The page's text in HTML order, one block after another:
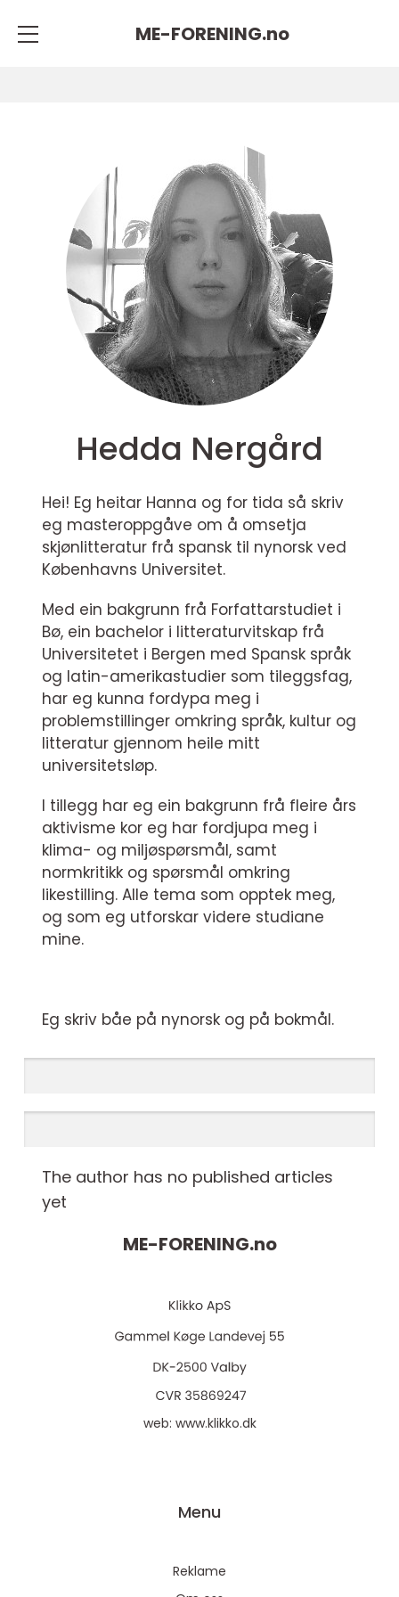
ME-FORENING.no
Hedda Nergård
Hei! Eg heitar Hanna og for tida så skriv
eg masteroppgåve om å omsetja
skjønlitteratur frå spansk til nynorsk ved
Københavns Universitet.
Med ein bakgrunn frå Forfattarstudiet i
Bø, ein bachelor i litteraturvitskap frå
Universitetet i Bergen med Spansk språk
og latin-amerikastudier som tileggsfag,
har eg kunna fordypa meg i
problemstillinger omkring språk, kultur og
litteratur gjennom heile mitt
universitetsløp.
I tillegg har eg ein bakgrunn frå fleire års
aktivisme kor eg har fordjupa meg i
klima- og miljøspørsmål, samt
normkritikk og spørsmål omkring
likestilling. Alle tema som opptek meg,
og som eg utforskar videre studiane
mine.
Eg skriv båe på nynorsk og på bokmål.
The author has no published articles
yet
ME-FORENING.no
web: www.klikko.dk
Menu
Reklame